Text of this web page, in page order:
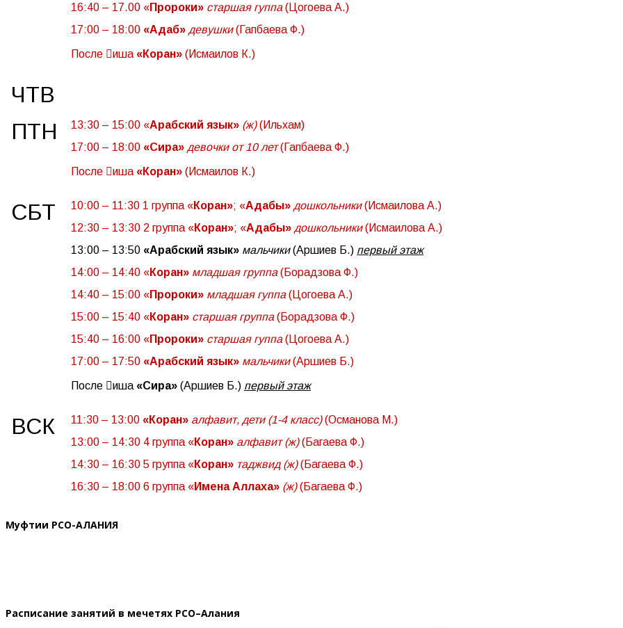
16:40 – 17.00 «Пророки» старшая гуппа(Цогоева А.)
17:00 – 18:00 «Адаб» девушки(Гапбаева Ф.)
После иша «Коран» (Исмаилов К.)
ЧТВ
ПТН
13:30 – 15:00 «Арабский язык» (ж)(Ильхам)
17:00 – 18:00 «Сира» девочки от 10 лет(Гапбаева Ф.)
После иша «Коран» (Исмаилов К.)
СБТ 10:00 – 11:30 1 группа «Коран»; «Адабы» дошкольники(Исмаилова А.)
12:30 – 13:30 2 группа «Коран»; «Адабы» дошкольники(Исмаилова А.)
13:00 – 13:50 «Арабский язык» мальчики(Аршиев Б.) первый этаж
14:00 – 14:40 «Коран» младшая группа(Борадзова Ф.)
14:40 – 15:00 «Пророки» младшая гуппа(Цогоева А.)
15:00 – 15:40 «Коран» старшая группа(Борадзова Ф.)
15:40 – 16:00 «Пророки» старшая гуппа(Цогоева А.)
17:00 – 17:50 «Арабский язык» мальчики(Аршиев Б.)
После иша «Сира» (Аршиев Б.) первый этаж
ВСК 11:30 – 13:00 «Коран» алфавит, дети (1-4 класс)(Османова М.)
13:00 – 14:30 4 группа «Коран» алфавит (ж)(Багаева Ф.)
14:30 – 16:30 5 группа «Коран» таджвид (ж)(Багаева Ф.)
16:30 – 18:00 6 группа «Имена Аллаха» (ж)(Багаева Ф.)
Муфтии РСО-АЛАНИЯ
Расписание занятий в мечетях РСО–Алания